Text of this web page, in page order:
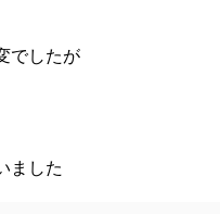
でしたが
ました